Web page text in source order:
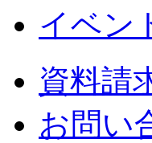
イベン
資料請
お問い